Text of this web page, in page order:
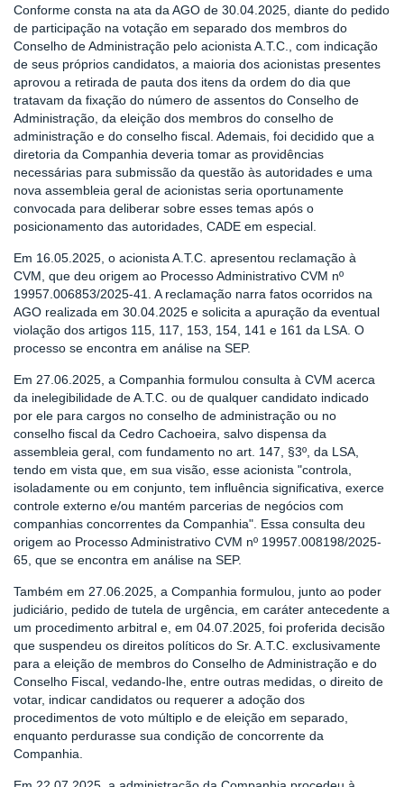
Conforme consta na ata da AGO de 30.04.2025, diante do pedido
de participação na votação em separado dos membros do
Conselho de Administração pelo acionista A.T.C., com indicação
de seus próprios candidatos, a maioria dos acionistas presentes
aprovou a retirada de pauta dos itens da ordem do dia que
tratavam da fixação do número de assentos do Conselho de
Administração, da eleição dos membros do conselho de
administração e do conselho fiscal. Ademais, foi decidido que a
diretoria da Companhia deveria tomar as providências
necessárias para submissão da questão às autoridades e uma
nova assembleia geral de acionistas seria oportunamente
convocada para deliberar sobre esses temas após o
posicionamento das autoridades, CADE em especial.
Em 16.05.2025, o acionista A.T.C. apresentou reclamação à
CVM, que deu origem ao Processo Administrativo CVM nº
19957.006853/2025-41. A reclamação narra fatos ocorridos na
AGO realizada em 30.04.2025 e solicita a apuração da eventual
violação dos artigos 115, 117, 153, 154, 141 e 161 da LSA. O
processo se encontra em análise na SEP.
Em 27.06.2025, a Companhia formulou consulta à CVM acerca
da inelegibilidade de A.T.C. ou de qualquer candidato indicado
por ele para cargos no conselho de administração ou no
conselho fiscal da Cedro Cachoeira, salvo dispensa da
assembleia geral, com fundamento no art. 147, §3º, da LSA,
tendo em vista que, em sua visão, esse acionista "controla,
isoladamente ou em conjunto, tem influência significativa, exerce
controle externo e/ou mantém parcerias de negócios com
companhias concorrentes da Companhia". Essa consulta deu
origem ao Processo Administrativo CVM nº 19957.008198/2025-
65, que se encontra em análise na SEP.
Também em 27.06.2025, a Companhia formulou, junto ao poder
judiciário, pedido de tutela de urgência, em caráter antecedente a
um procedimento arbitral e, em 04.07.2025, foi proferida decisão
que suspendeu os direitos políticos do Sr. A.T.C. exclusivamente
para a eleição de membros do Conselho de Administração e do
Conselho Fiscal, vedando-lhe, entre outras medidas, o direito de
votar, indicar candidatos ou requerer a adoção dos
procedimentos de voto múltiplo e de eleição em separado,
enquanto perdurasse sua condição de concorrente da
Companhia.